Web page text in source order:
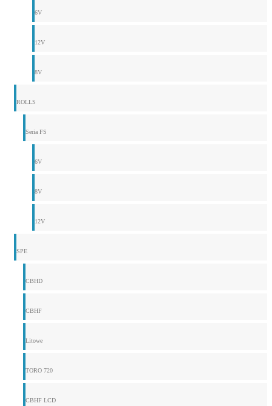
6V
12V
8V
ROLLS
Seria FS
6V
8V
12V
SPE
CBHD
CBHF
Litowe
TORO 720
CBHF LCD